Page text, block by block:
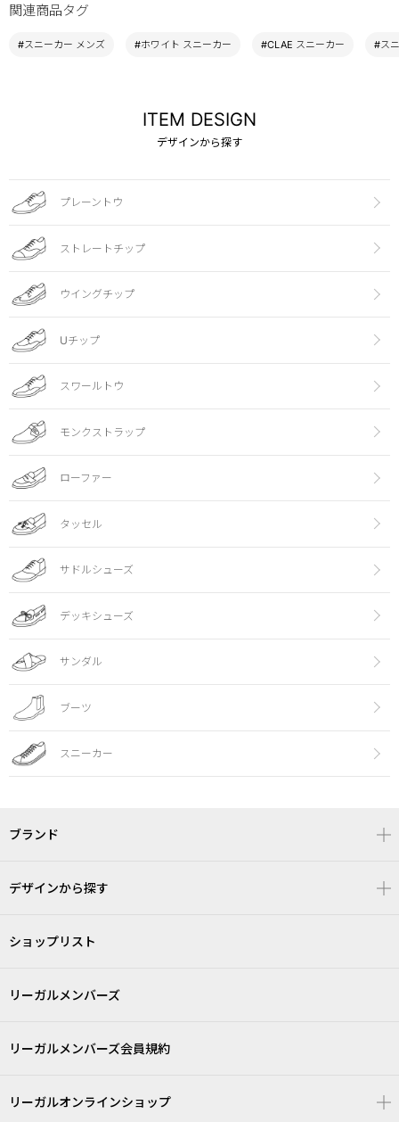
関連商品タグ
#スニーカー メンズ #ホワイト スニーカー #CLAE スニーカー #ス
ITEM DESIGN
デザインから探す
プレーントウ
ストレートチップ
ウイングチップ
Uチップ
スワールトウ
モンクストラップ
ローファー
タッセル
サドルシューズ
デッキシューズ
サンダル
ブーツ
スニーカー
ブランド
デザインから探す
ショップリスト
リーガルメンバーズ
リーガルメンバーズ会員規約
リーガルオンラインショップ